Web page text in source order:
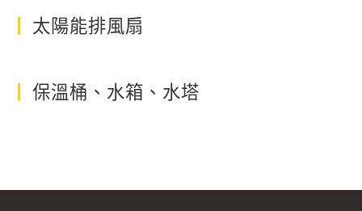
太陽能排風扇
保溫桶、水箱、水塔